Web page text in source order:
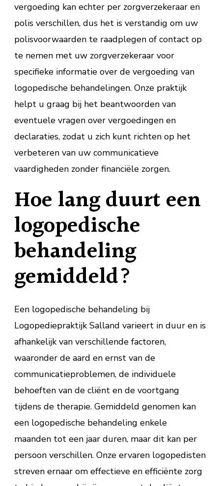
vergoeding kan echter per zorgverzekeraar en
polis verschillen, dus het is verstandig om uw
polisvoorwaarden te raadplegen of contact op
te nemen met uw zorgverzekeraar voor
specifieke informatie over de vergoeding van
logopedische behandelingen. Onze praktijk
helpt u graag bij het beantwoorden van
eventuele vragen over vergoedingen en
declaraties, zodat u zich kunt richten op het
verbeteren van uw communicatieve
vaardigheden zonder financiële zorgen.
Hoe lang duurt een
logopedische
behandeling
gemiddeld?
Een logopedische behandeling bij
Logopediepraktijk Salland varieert in duur en is
afhankelijk van verschillende factoren,
waaronder de aard en ernst van de
communicatieproblemen, de individuele
behoeften van de cliënt en de voortgang
tijdens de therapie. Gemiddeld genomen kan
een logopedische behandeling enkele
maanden tot een jaar duren, maar dit kan per
persoon verschillen. Onze ervaren logopedisten
streven ernaar om effectieve en efficiënte zorg